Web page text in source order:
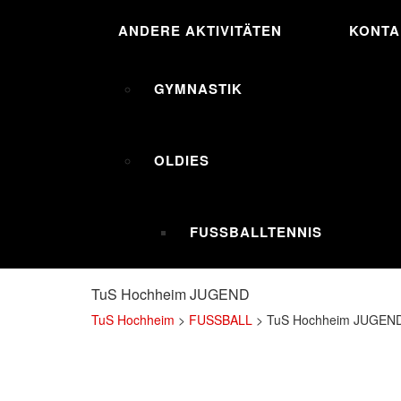
ANDERE AKTIVITÄTEN
GYMNASTIK
OLDIES
FUSSBALLTENNIS
TuS Hochheim JUGEND
TuS Hochheim > FUSSBALL > TuS Hochheim